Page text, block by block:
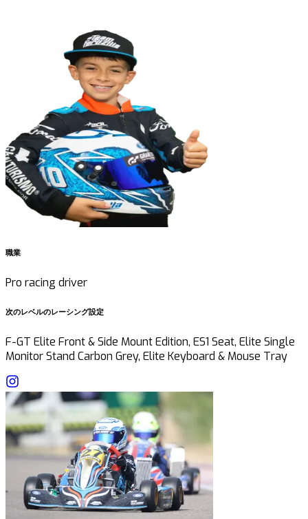
職業
Pro racing driver
次のレベルのレーシング設定
F-GT Elite Front & Side Mount Edition, ES1 Seat, Elite Single
Monitor Stand Carbon Grey, Elite Keyboard & Mouse Tray